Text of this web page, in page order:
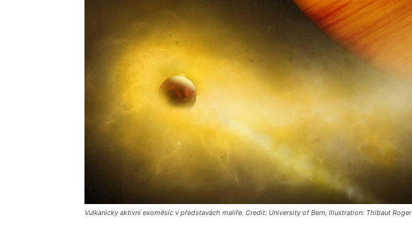
Vulkanicky aktivní exoměsíc v představách malíře. Credit: University of Bern, Illustration: Thibaut Roger